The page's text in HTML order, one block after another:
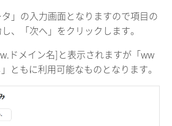
タ」の入力画面となりますので項目の
、「次へ」をクリックします。
ドメイン名]と表示されますが「ww
ともに利用可能なものとなります。